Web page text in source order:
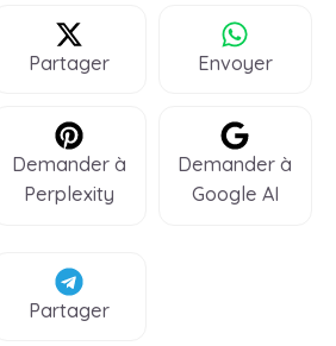
Partager Envoyer
Demander à
Perplexity
Demander à
Google AI
Partager